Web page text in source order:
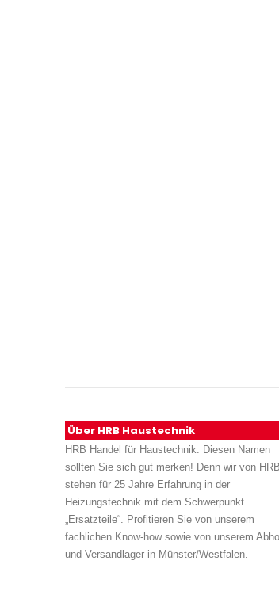
Über HRB Haustechnik
HRB Handel für Haustechnik. Diesen Namen
sollten Sie sich gut merken! Denn wir von HRB
stehen für 25 Jahre Erfahrung in der
Heizungstechnik mit dem Schwerpunkt
„Ersatzteile“. Profitieren Sie von unserem
fachlichen Know-how sowie von unserem
und Versandlager in Münster/Westfalen.